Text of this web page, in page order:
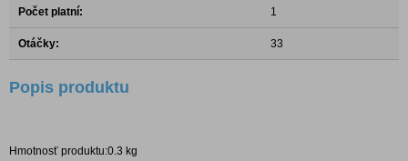
Počet platní: 1
Otáčky: 33
Popis produktu
Hmotnosť produktu:0.3 kg